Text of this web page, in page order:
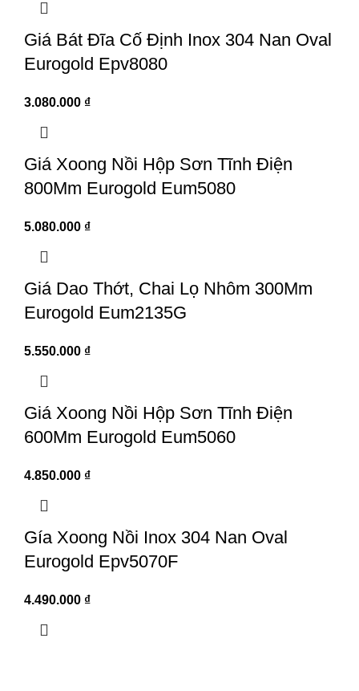
Giá Bát Đĩa Cố Định Inox 304 Nan Oval
Eurogold Epv8080
3.080.000 ₫
Giá Xoong Nồi Hộp Sơn Tĩnh Điện
800Mm Eurogold Eum5080
5.080.000 ₫
Giá Dao Thớt, Chai Lọ Nhôm 300Mm
Eurogold Eum2135G
5.550.000 ₫
Giá Xoong Nồi Hộp Sơn Tĩnh Điện
600Mm Eurogold Eum5060
4.850.000 ₫
Gía Xoong Nồi Inox 304 Nan Oval
Eurogold Epv5070F
4.490.000 ₫